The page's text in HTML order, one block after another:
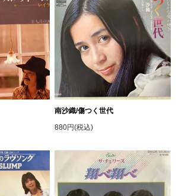
南沙織/傷つく世代
880円(税込)